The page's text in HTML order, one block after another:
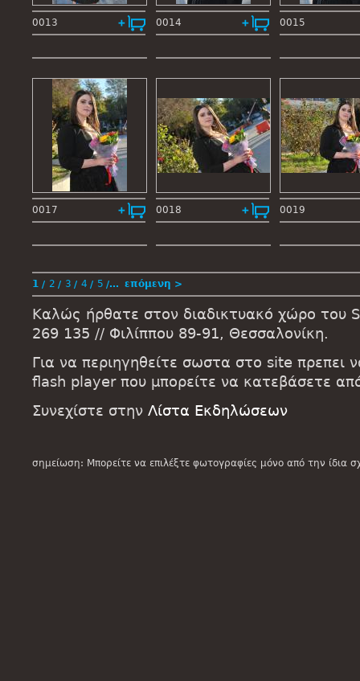
0013 0014 0015
0017 0018 0019
1 2 3 4 5 … επόμενη >
Καλώς ήρθατε στον διαδικτυακό χώρο του
269 135 // Φιλίππου 89-91, Θεσσαλονίκη.
Για να περιηγηθείτε σωστα στο site πρεπει
flash player που μπορείτε να κατεβάσετε
Συνεχίστε στην Λίστα Εκδηλώσεων
σημείωση: Μπορείτε να επιλέξτε φωτογραφίες μόνο από την ίδια